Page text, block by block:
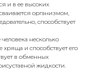
и в ее высоких
организмом,
способствует
несколько
и способствует его
в обменных
жидкости.